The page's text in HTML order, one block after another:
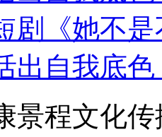
剧《她不
出自我底色
景程文化